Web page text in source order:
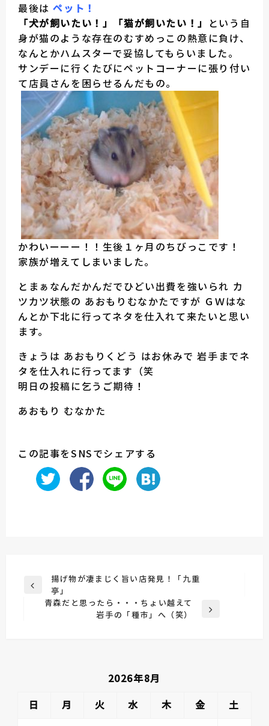
最後はペット！
「犬が飼いたい！」「猫が飼いたい！」 という自
身が猫のような存在のむすめっこの熱意に負け、
なんとかハムスターで妥協してもらいました。
サンデーに行くたびにペットコーナーに張り付い
て店員さんを困らせるんだもの。
かわいーーー！！生後１ヶ月のちびっこです！
家族が増えてしまいました。
とまぁなんだかんだでひどい出費を強いられ カ
ツカツ状態の あおもりむなかたですが ＧＷはな
んとか下北に行ってネタを仕入れて来たいと思い
ます。
きょうは あおもりくどう はお休みで 岩手までネ
タを仕入れに行ってます（笑
明日の投稿に乞うご期待！
あおもり むなかた
この記事をSNSでシェアする
投
ョ
ン
前
揚げ物が凄まじく旨い店発見！「九重
亭」
青森だと思ったら・・・ちょい越えて
岩手の「種市」へ（笑）
2026年8月
日
月 火 水 木 金
土